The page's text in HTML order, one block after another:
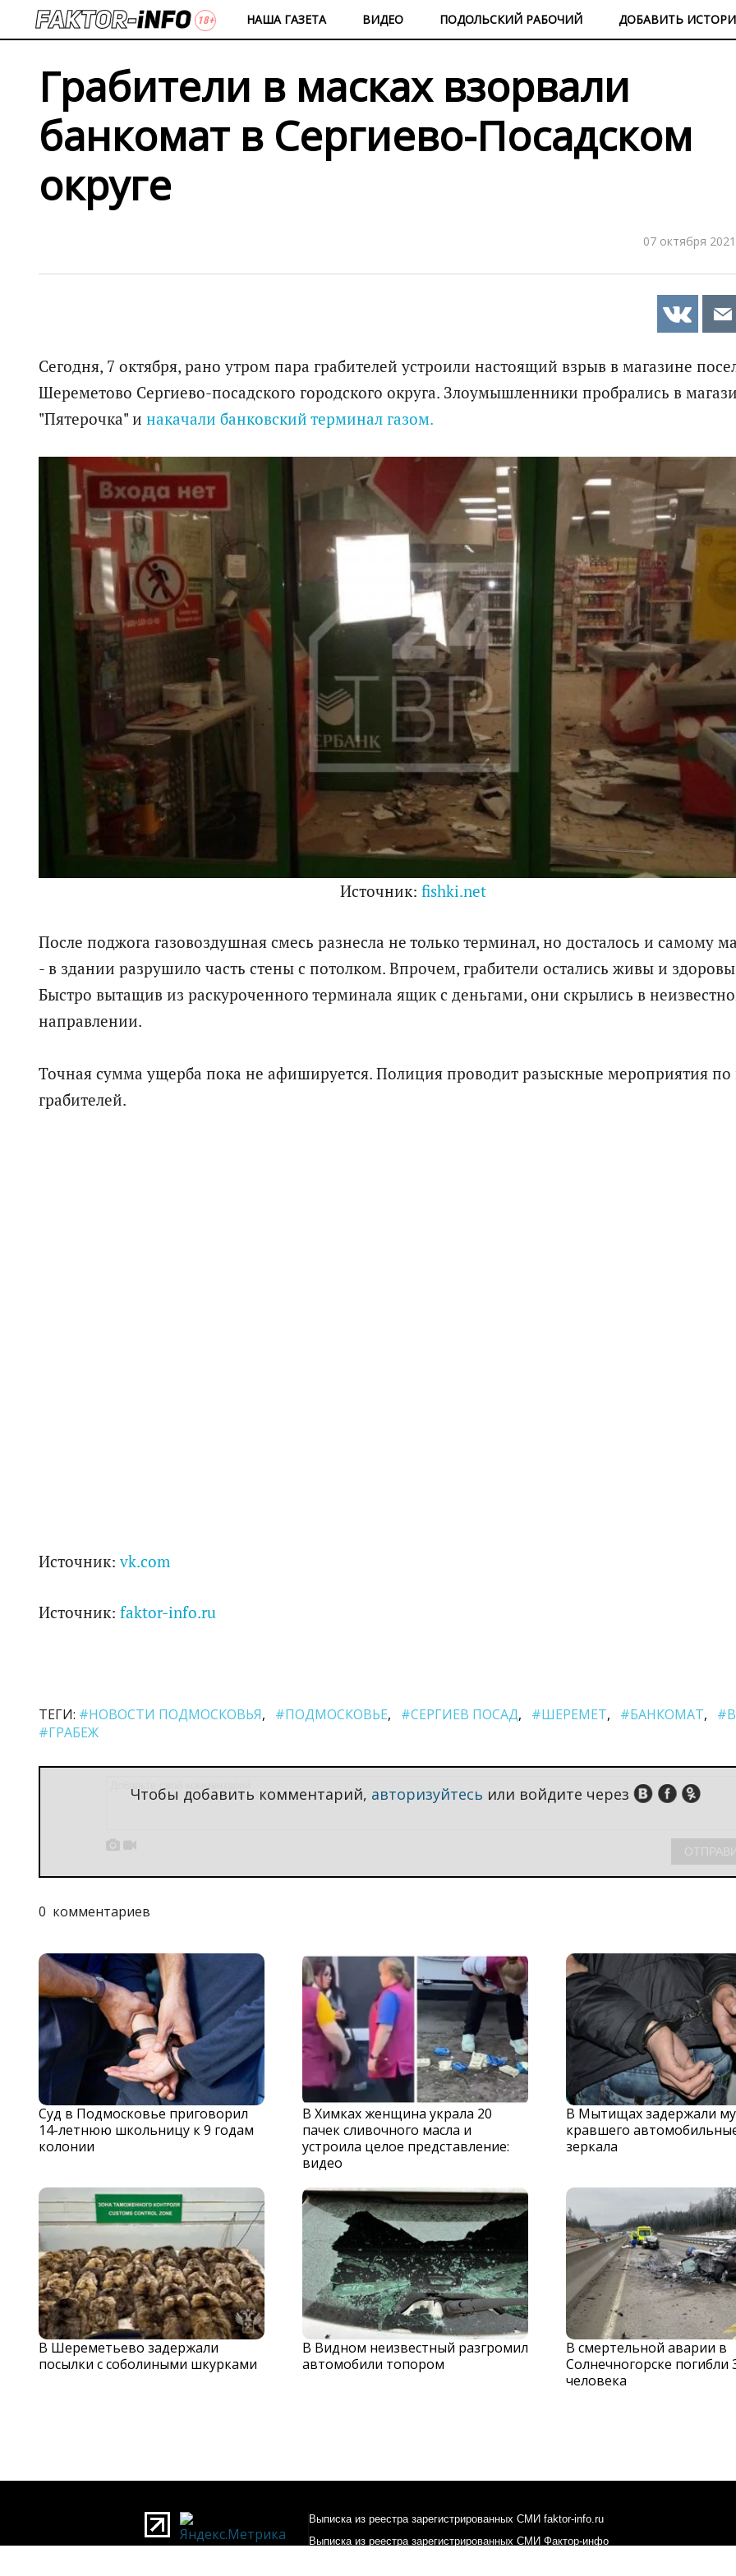
НАША ГАЗЕТА ВИДЕО ПОДОЛЬСКИЙ РАБОЧИЙ ДОБАВИТЬ
Грабители в масках взорвали
банкомат в Сергиево-Посадском
округе
07 октября
Сегодня, 7 октября, рано утром пара грабителей устроили настоящий взрыв в магазине
Шереметово Сергиево-посадского городского округа. Злоумышленники пробрались в
"Пятерочка" и накачали банковский терминал газом.
Источник:fishki.net
После поджога газовоздушная смесь разнесла не только терминал, но досталось и самому
- в здании разрушило часть стены с потолком. Впрочем, грабители остались живы и
Быстро вытащив из раскуроченного терминала ящик с деньгами, они скрылись в
направлении.
Точная сумма ущерба пока не афишируется. Полиция проводит разыскные мероприятия по
грабителей.
Источник:vk.com
Источник: faktor-info.ru
ТЕГИ: #НОВОСТИ ПОДМОСКОВЬЯ #ПОДМОСКОВЬЕ #СЕРГИЕВ ПОСАД #ШЕРЕМЕТ #БАНКОМАТ
#ГРАБЕЖ
Чтобы добавить комментарий, авторизуйтесь или войдите через
 
0 комментариев
Суд в Подмосковье приговорил
14-летнюю школьницу к 9 годам
колонии
В Химках женщина украла 20
пачек сливочного масла и
устроила целое представление:
видео
В Мытищах задержали
кравшего
зеркала
В Шереметьево задержали
посылки с соболиными шкурками
В Видном неизвестный разгромил
автомобили топором
В смертельной аварии в
Солнечногорске погибли
человека
Выписка из реестра зарегистрированных СМИ faktor-info.ru
Выписка из реестра зарегистрированных СМИ Фактор-инфо